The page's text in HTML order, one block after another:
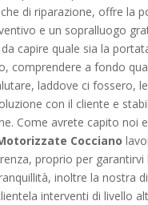
di riparazione, offre la
e un sopralluogo
capire quale sia la
comprendere a fondo
laddove ci fossero,
con il cliente e
Come avrete capito noi
Cocciano
proprio per garantirvi
inoltre la nostra
interventi di livello